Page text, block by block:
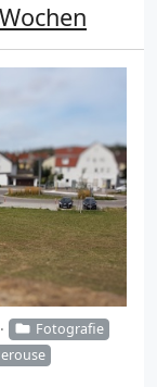
Fotografie